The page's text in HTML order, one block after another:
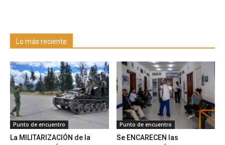
Lo más reciente
Punto de encuentro
La MILITARIZACIÓN de la
Punto de encuentro
Se ENCARECEN las